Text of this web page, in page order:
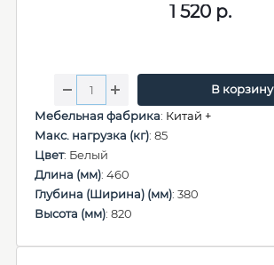
1 520 р.
В корзину
Мебельная фабрика: Китай +
Макс. нагрузка (кг): 85
Цвет: Белый
Длина (мм): 460
Глубина (Ширина) (мм): 380
Высота (мм): 820